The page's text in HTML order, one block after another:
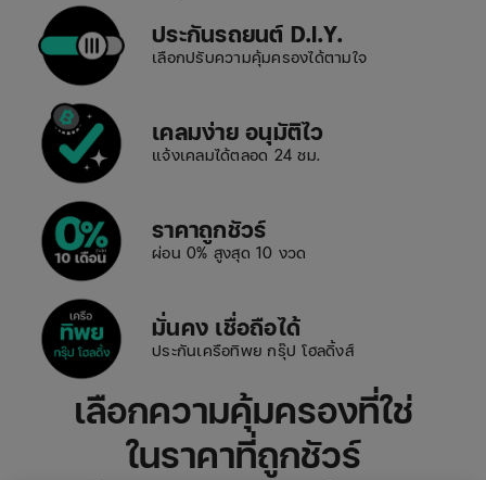
ประกันรถยนต์ D.I.Y.
เลือกปรับความคุ้มครองได้ตามใจ
เคลมง่าย อนุมัติไว
แจ้งเคลมได้ตลอด 24 ชม.
ราคาถูกชัวร์
ผ่อน 0% สูงสุด 10 งวด
มั่นคง เชื่อถือได้
ประกันเครือทิพย กรุ๊ป โฮลดิ้งส์
เลือกความคุ้มครองที่ใช่
ในราคาที่ถูกชัวร์